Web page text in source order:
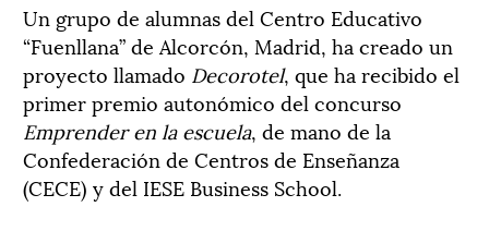
Un grupo de alumnas del Centro Educativo
“Fuenllana” de Alcorcón, Madrid, ha creado un
proyecto llamado Decorotel, que ha recibido el
primer premio autonómico del concurso
Emprender en la escuela, de mano de la
Confederación de Centros de Enseñanza
(CECE) y del IESE Business School.